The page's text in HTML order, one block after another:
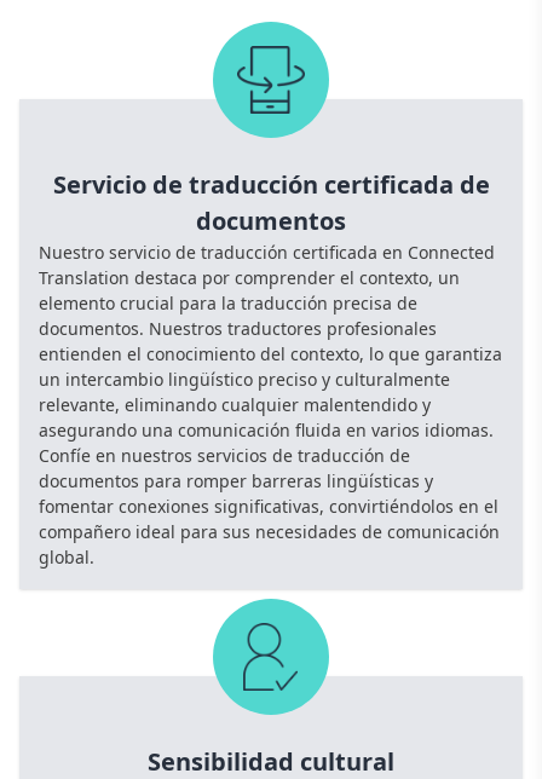
Servicio de traducción certificada de
documentos
Nuestro servicio de traducción certificada en Connected
Translation destaca por comprender el contexto, un
elemento crucial para la traducción precisa de
documentos. Nuestros traductores profesionales
entienden el conocimiento del contexto, lo que garantiza
un intercambio lingüístico preciso y culturalmente
relevante, eliminando cualquier malentendido y
asegurando una comunicación fluida en varios idiomas.
Confíe en nuestros servicios de traducción de
documentos para romper barreras lingüísticas y
fomentar conexiones significativas, convirtiéndolos en el
compañero ideal para sus necesidades de comunicación
global.
Sensibilidad cultural